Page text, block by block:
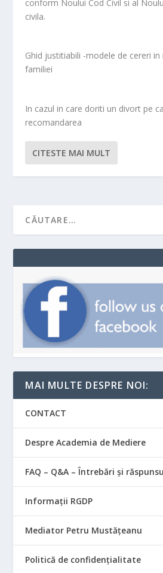
conform Noului Cod Civil si al
civila.
Ghid justitiabili -modele de cereri
familiei
In cazul in care doriti un divort pe
recomandarea
CITESTE MAI MULT
MAI MULTE DESPRE NOI:
CONTACT
Despre Academia de Mediere
FAQ – Q&A – Întrebări și
Informații RGDP
Mediator Petru Mustățeanu
Politică de confidențialitate